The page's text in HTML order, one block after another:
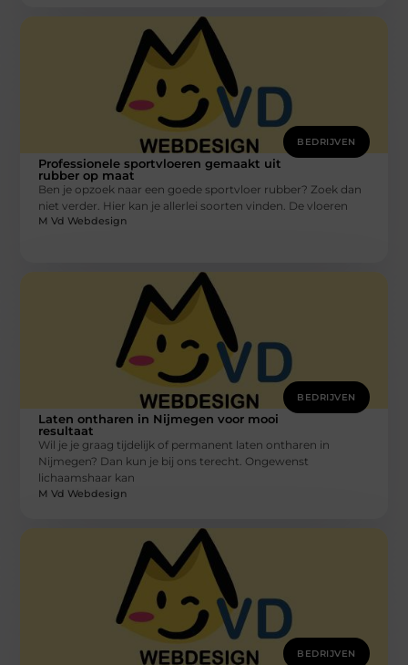
BEDRIJVEN
Professionele sportvloeren gemaakt uit
rubber op maat
Ben je opzoek naar een goede sportvloer rubber? Zoek dan
niet verder. Hier kan je allerlei soorten vinden. De vloeren
M Vd Webdesign
BEDRIJVEN
Laten ontharen in Nijmegen voor mooi
resultaat
Wil je je graag tijdelijk of permanent laten ontharen in
Nijmegen? Dan kun je bij ons terecht. Ongewenst
lichaamshaar kan
M Vd Webdesign
BEDRIJVEN